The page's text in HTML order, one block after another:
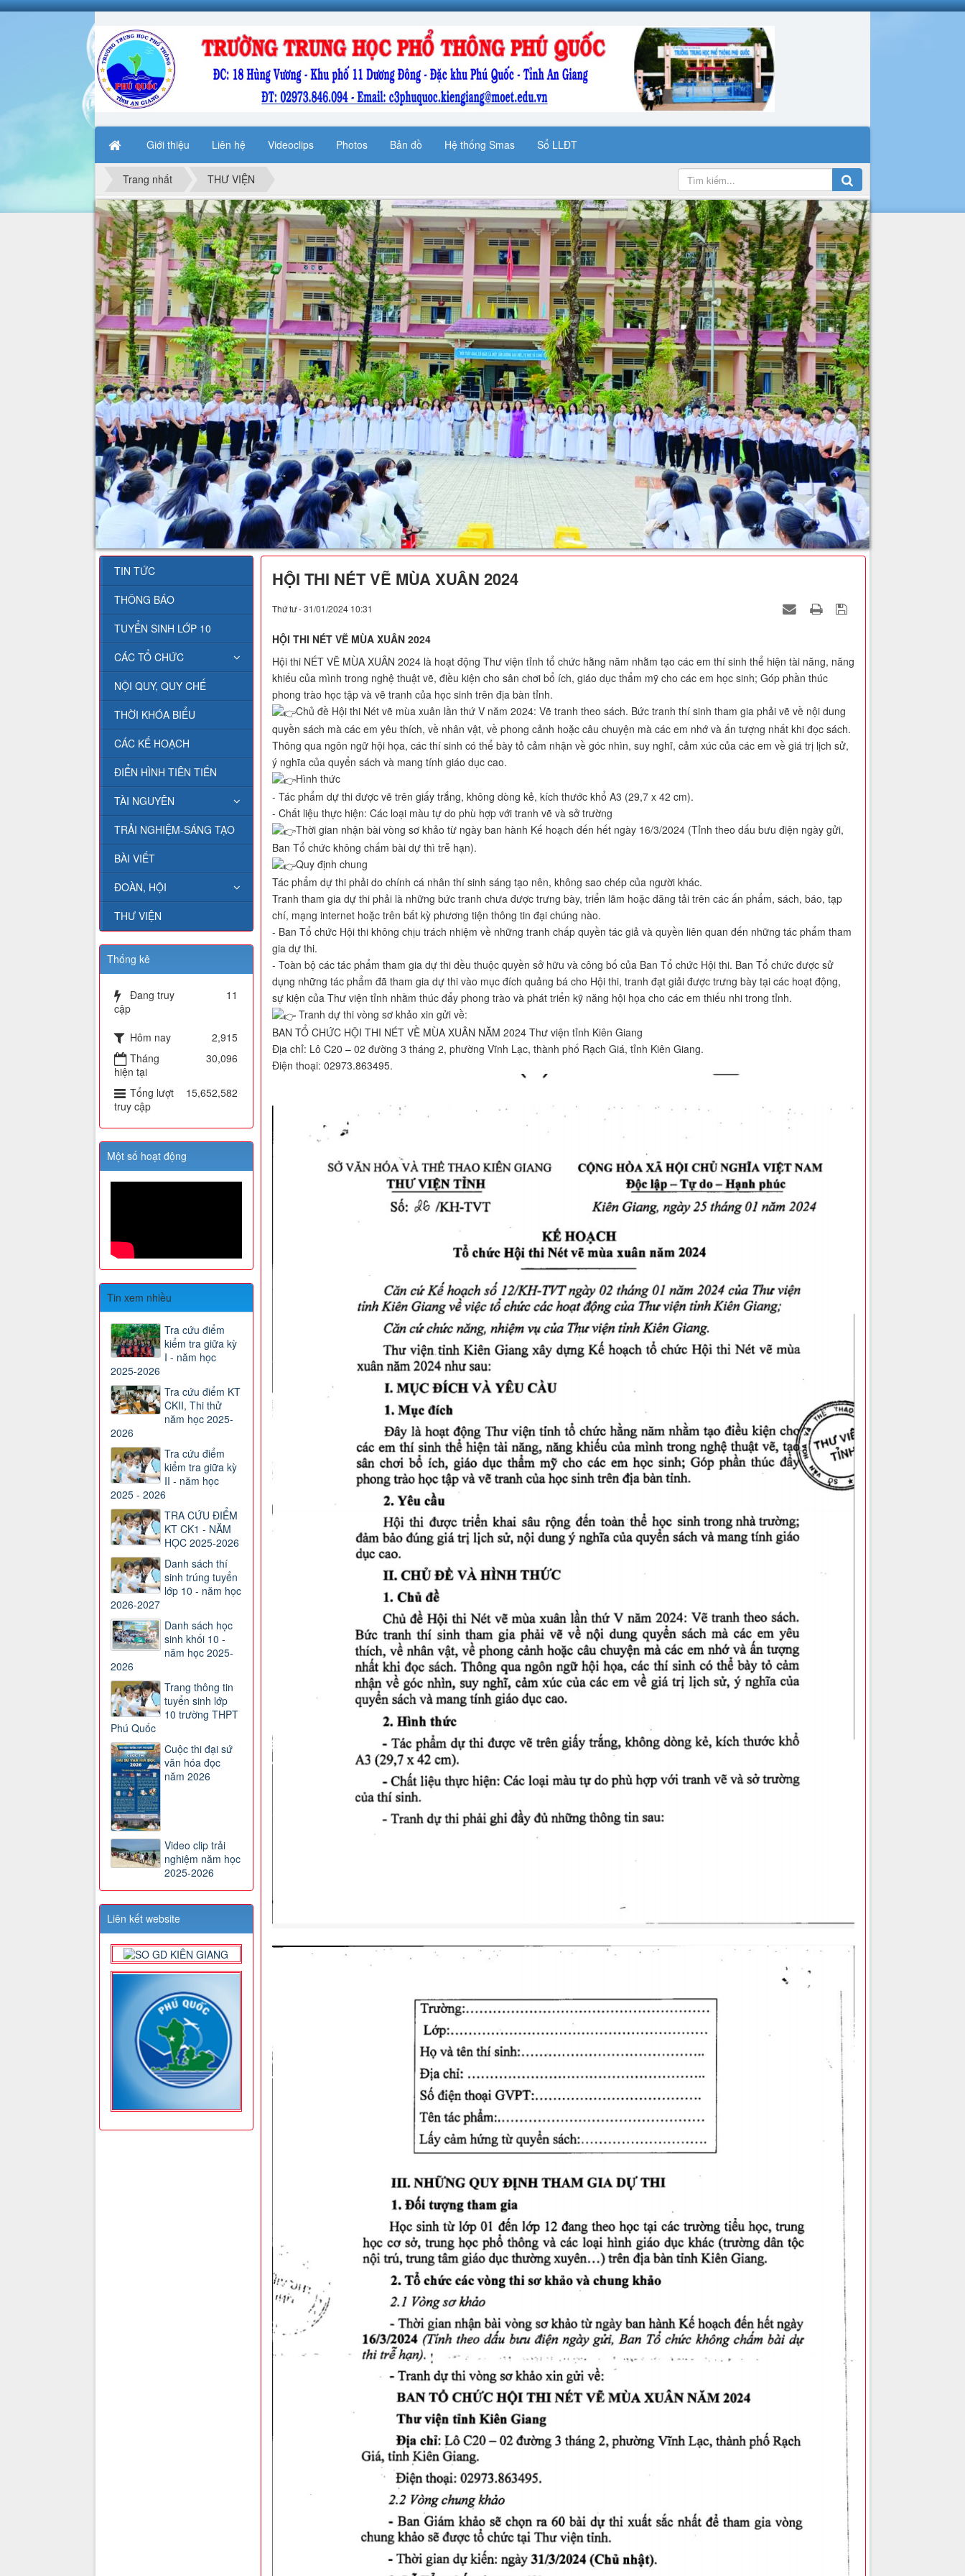
Giới thiệu Liên hệ Videoclips Photos Bản đồ Hệ thống Smas Sổ LLĐT
Trang nhất THƯ VIỆN
HỘI THI NÉT VẼ MÙA XUÂN 2024
Thứ tư - 31/01/2024 10:31
HỘI THI NÉT VẼ MÙA XUÂN 2024
Hội thi NÉT VẼ MÙA XUÂN 2024 là hoạt động Thư viện tỉnh tổ chức hằng năm nhằm tạo các em thí sinh thể hiện tài năng, năng
khiếu của mình trong nghệ thuật vẽ, điều kiện cho sân chơi bổ ích, giáo dục thẩm mỹ cho các em học sinh; Góp phần thúc
phong trào học tập và vẽ tranh của học sinh trên địa bàn tỉnh.
Chủ đề Hội thi Nét vẽ mùa xuân lần thứ V năm 2024: Vẽ tranh theo sách. Bức tranh thí sinh tham gia phải vẽ về nội dung
quyền sách mà các em yêu thích, về nhân vật, về phong cảnh hoặc câu chuyện mà các em nhớ và ấn tượng nhất khi đọc sách.
Thông qua ngôn ngữ hội họa, các thí sinh có thể bày tỏ cảm nhận về góc nhìn, suy nghĩ, cảm xúc của các em về giá trị lịch sử,
ý nghĩa của quyển sách và mang tính giáo dục cao.
Hình thức
- Tác phẩm dự thi được vẽ trên giấy trắng, không dòng kẻ, kích thước khổ A3 (29,7 x 42 cm).
- Chất liệu thực hiện: Các loại màu tự do phù hợp với tranh vẽ và sở trường
Thời gian nhận bài vòng sơ khảo từ ngày ban hành Kế hoạch đến hết ngày 16/3/2024 (Tỉnh theo dấu bưu điện ngày gửi,
Ban Tổ chức không chấm bài dự thì trễ hạn).
Quy định chung
Tác phẩm dự thi phải do chính cá nhân thí sinh sáng tạo nên, không sao chép của người khác.
Tranh tham gia dự thi phải là những bức tranh chưa được trưng bày, triển lãm hoặc đăng tải trên các ấn phẩm, sách, báo, tạp
chí, mạng internet hoặc trên bất kỳ phương tiện thông tin đại chúng nào.
- Ban Tổ chức Hội thi không chịu trách nhiệm về những tranh chấp quyền tác giả và quyền liên quan đến những tác phẩm tham
gia dự thi.
- Toàn bộ các tác phẩm tham gia dự thi đều thuộc quyền sở hữu và công bố của Ban Tổ chức Hội thi. Ban Tổ chức được sử
dụng những tác phẩm đã tham gia dự thi vào mục đích quảng bá cho Hội thi, tranh đạt giải được trưng bày tại các hoạt động,
sự kiện của Thư viện tỉnh nhằm thúc đẩy phong trào và phát triển kỹ năng hội họa cho các em thiếu nhi trong tỉnh.
Tranh dự thi vòng sơ khảo xin gửi về:
BAN TỔ CHỨC HỘI THI NÉT VỀ MÙA XUÂN NĂM 2024 Thư viện tỉnh Kiên Giang
Địa chỉ: Lô C20 – 02 đường 3 tháng 2, phường Vĩnh Lạc, thành phố Rạch Giá, tỉnh Kiên Giang.
Điện thoại: 02973.863495.
TIN TỨC
THÔNG BÁO
TUYỂN SINH LỚP 10
CÁC TỔ CHỨC
NỘI QUY, QUY CHẾ
THỜI KHÓA BIỂU
CÁC KẾ HOẠCH
ĐIỂN HÌNH TIÊN TIẾN
TÀI NGUYÊN
TRẢI NGHIỆM-SÁNG TẠO
BÀI VIẾT
ĐOÀN, HỘI
THƯ VIỆN
Thống kê
Đang truy
cập
11
Hôm nay
2,915
Tháng
hiện tại
30,096
Tổng lượt
truy cập
15,652,582
Một số hoạt động
Tin xem nhiều
Tra cứu điểm
kiểm tra giữa kỳ
I - năm học
2025-2026
Tra cứu điểm KT
CKII, Thi thử
năm học 2025-
2026
Tra cứu điểm
kiểm tra giữa kỳ
II - năm học
2025 - 2026
TRA CỨU ĐIỂM
KT CK1 - NĂM
HỌC 2025-2026
Danh sách thí
sinh trúng tuyển
lớp 10 - năm học
2026-2027
Danh sách học
sinh khối 10 -
năm học 2025-
2026
Trang thông tin
tuyển sinh lớp
10 trường THPT
Phú Quốc
Cuộc thi đại sứ
văn hóa đọc
năm 2026
Video clip trải
nghiệm năm học
2025-2026
Liên kết website